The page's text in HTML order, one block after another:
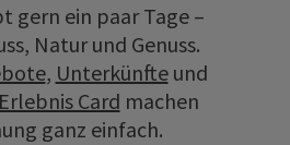
gern ein paar Tage –
Natur und Genuss.
, Unterkünfteund
Card machen
ganz einfach.